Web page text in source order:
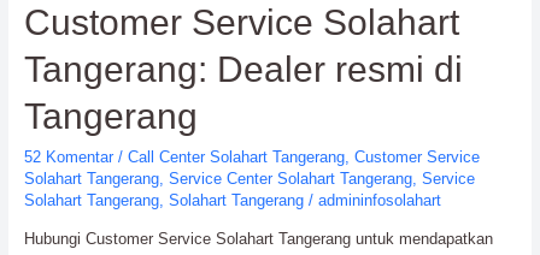
Handal
Heater:
Wahana
Lestari
Customer Service Solahart
Tangerang: Dealer resmi di
Tangerang
52 Komentar / Call Center Solahart Tangerang, Customer Service
Solahart Tangerang, Service Center Solahart Tangerang, Service
Solahart Tangerang, Solahart Tangerang/ admininfosolahart
Hubungi Customer Service Solahart Tangerang untuk mendapatkan